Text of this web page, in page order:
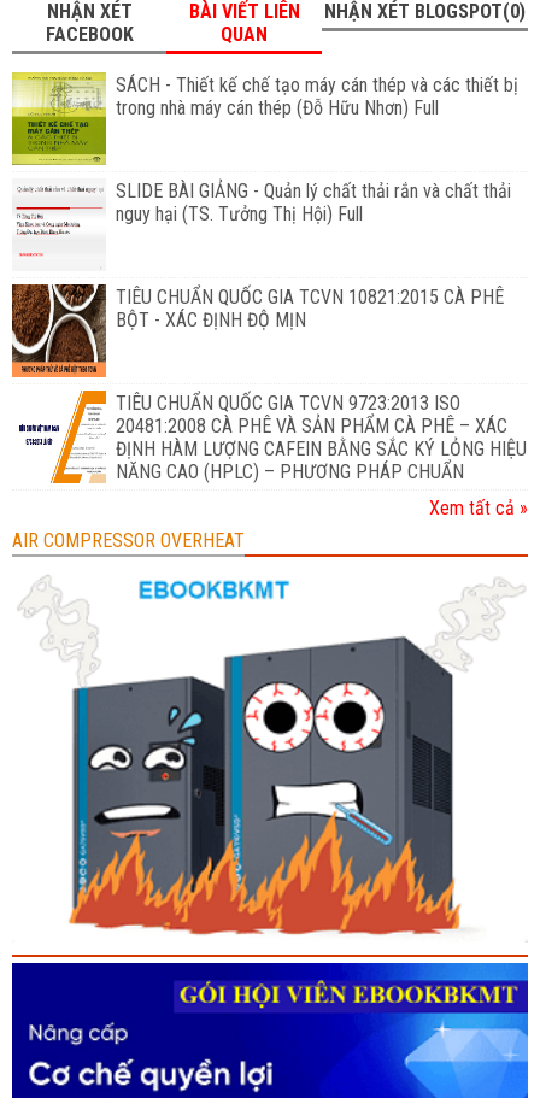
NHẬN XÉT
FACEBOOK
BÀI VIẾT LIÊN
QUAN
NHẬN XÉT BLOGSPOT(0)
SÁCH - Thiết kế chế tạo máy cán thép và các thiết bị
trong nhà máy cán thép (Đỗ Hữu Nhơn) Full
SLIDE BÀI GIẢNG - Quản lý chất thải rắn và chất thải
nguy hại (TS. Tưởng Thị Hội) Full
TIÊU CHUẨN QUỐC GIA TCVN 10821:2015 CÀ PHÊ
BỘT - XÁC ĐỊNH ĐỘ MỊN
TIÊU CHUẨN QUỐC GIA TCVN 9723:2013 ISO
20481:2008 CÀ PHÊ VÀ SẢN PHẨM CÀ PHÊ – XÁC
ĐỊNH HÀM LƯỢNG CAFEIN BẰNG SẮC KÝ LỎNG HIỆU
NĂNG CAO (HPLC) – PHƯƠNG PHÁP CHUẨN
Xem tất cả »
AIR COMPRESSOR OVERHEAT